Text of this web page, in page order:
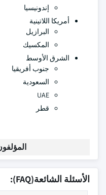
إندونيسيا
أمريكا اللاتينية
البرازيل
المكسيك
الشرق الأوسط
جنوب أفريقيا
السعودية
UAE
قطر
الأسئلة الشائعة(FAQ):